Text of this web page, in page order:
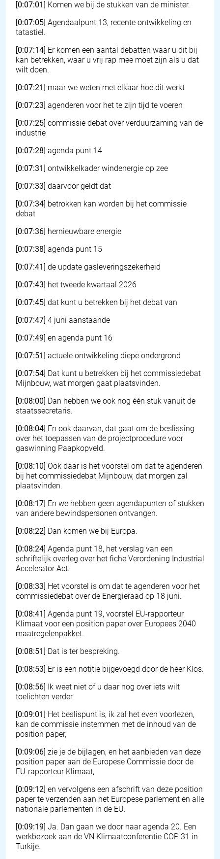
[0:07:01] Komen we bij de stukken van de minister.
[0:07:05] Agendaalpunt 13, recente ontwikkeling en
tatastiel.
[0:07:14] Er komen een aantal debatten waar u dit bij
kan betrekken, waar u vrij rap mee moet zijn als u dat
wilt doen.
[0:07:21] maar we weten met elkaar hoe dit werkt
[0:07:23] agenderen voor het te zijn tijd te voeren
[0:07:25] commissie debat over verduurzaming van de
industrie
[0:07:28] agenda punt 14
[0:07:31] ontwikkelkader windenergie op zee
[0:07:33] daarvoor geldt dat
[0:07:34] betrokken kan worden bij het commissie
debat
[0:07:36] hernieuwbare energie
[0:07:38] agenda punt 15
[0:07:41] de update gasleveringszekerheid
[0:07:43] het tweede kwartaal 2026
[0:07:45] dat kunt u betrekken bij het debat van
[0:07:47] 4 juni aanstaande
[0:07:49] en agenda punt 16
[0:07:51] actuele ontwikkeling diepe ondergrond
[0:07:54] Dat kunt u betrekken bij het commissiedebat
Mijnbouw, wat morgen gaat plaatsvinden.
[0:08:00] Dan hebben we ook nog één stuk vanuit de
staatssecretaris.
[0:08:04] En ook daarvan, dat gaat om de beslissing
over het toepassen van de projectprocedure voor
gaswinning Paapkopveld.
[0:08:10] Ook daar is het voorstel om dat te agenderen
bij het commissiedebat Mijnbouw, dat morgen zal
plaatsvinden.
[0:08:17] En we hebben geen agendapunten of stukken
van andere bewindspersonen ontvangen.
[0:08:22] Dan komen we bij Europa.
[0:08:24] Agenda punt 18, het verslag van een
schriftelijk overleg over het fiche Verordening Industrial
Accelerator Act.
[0:08:33] Het voorstel is om dat te agenderen voor het
commissiedebat over de Energieraad op 18 juni.
[0:08:41] Agenda punt 19, voorstel EU-rapporteur
Klimaat voor een position paper over Europees 2040
maatregelenpakket.
[0:08:51] Dat is ter bespreking.
[0:08:53] Er is een notitie bijgevoegd door de heer Klos.
[0:08:56] Ik weet niet of u daar nog over iets wilt
toelichten verder.
[0:09:01] Het beslispunt is, ik zal het even voorlezen,
kan de commissie instemmen met de inhoud van de
position paper,
[0:09:06] zie je de bijlagen, en het aanbieden van deze
position paper aan de Europese Commissie door de
EU-rapporteur Klimaat,
[0:09:12] en vervolgens een afschrift van deze position
paper te verzenden aan het Europese parlement en alle
nationale parlementen in de EU.
[0:09:19] Ja. Dan gaan we door naar agenda 20. Een
werkbezoek aan de VN Klimaatconferentie COP 31 in
Turkije.